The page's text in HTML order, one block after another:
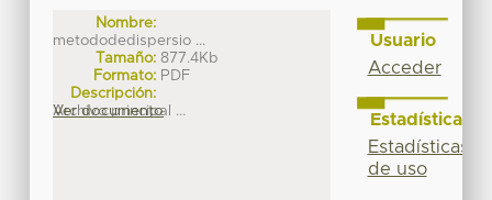
Nombre:
metododedispersio ...
Tamaño: 877.4Kb
Formato: PDF
Descripción:
Archivo principal ...
Ver documento
Usuario
Acceder
Estadísticas
Estadísticas
de uso